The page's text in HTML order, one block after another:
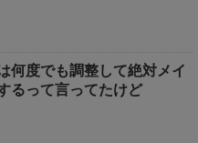
何度でも調整して絶対メイ
るって言ってたけど